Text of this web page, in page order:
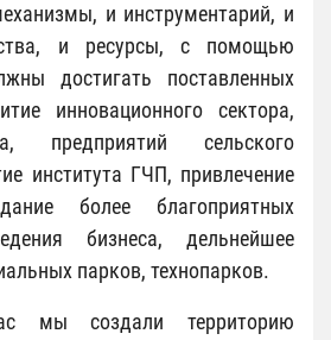
и инструментарий, и
и ресурсы, с помощью
достигать поставленных
инновационного сектора,
предприятий сельского
института ГЧП, привлечение
более благоприятных
бизнеса, дельнейшее
парков, технопарков.
мы создали территорию